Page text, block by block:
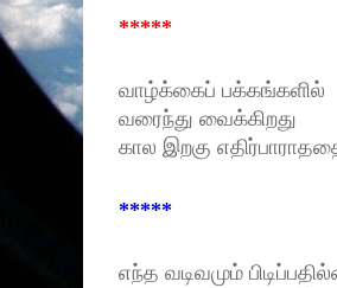
*****
வாழ்க்கைப் பக்கங்களில்
வரைந்து வைக்கிறது
கால இறகு
*****
எந்த வடிவமும்